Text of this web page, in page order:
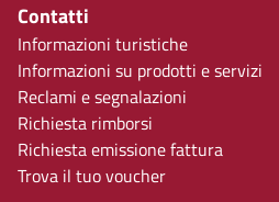
Contatti
Informazioni turistiche
Informazioni su prodotti e servizi
Reclami e segnalazioni
Richiesta rimborsi
Richiesta emissione fattura
Trova il tuo voucher